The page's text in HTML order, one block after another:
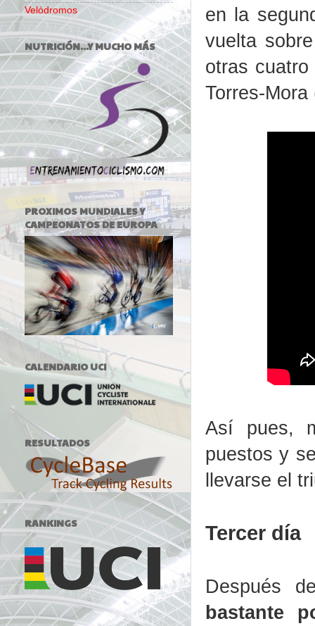
en la
vuelta
otras
Torres-
Así pues,
puestos y
llevarse el
Tercer día
Después
bastante
Velódromos
NUTRICIÓN...Y MUCHO MÁS
PROXIMOS MUNDIALES Y
CAMPEONATOS DE EUROPA
CALENDARIO UCI
RESULTADOS
RANKINGS